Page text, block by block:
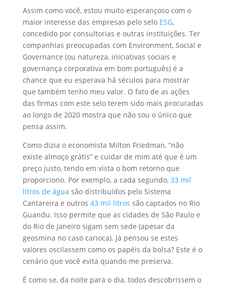
Assim como você, estou muito esperançoso com o
maior interesse das empresas pelo selo ESG,
concedido por consultorias e outras instituições. Ter
companhias preocupadas com Environment, Social e
Governance (ou natureza, iniciativas sociais e
governança corporativa em bom português) é a
chance que eu esperava há séculos para mostrar
que também tenho meu valor. O fato de as ações
das firmas com este selo terem sido mais procuradas
ao longo de 2020 mostra que não sou o único que
pensa assim.
Como dizia o economista Milton Friedman, “não
existe almoço grátis” e cuidar de mim até que é um
preço justo, tendo em vista o bom retorno que
proporciono. Por exemplo, a cada segundo, 33 mil
litros de água são distribuídos pelo Sistema
Cantareira e outros 43 mil litros são captados no Rio
Guandu. Isso permite que as cidades de São Paulo e
do Rio de Janeiro sigam sem sede (apesar da
geosmina no caso carioca). Já pensou se estes
valores oscilassem como os papéis da bolsa? Este é o
cenário que você evita quando me preserva.
É como se, da noite para o dia, todos descobrissem o